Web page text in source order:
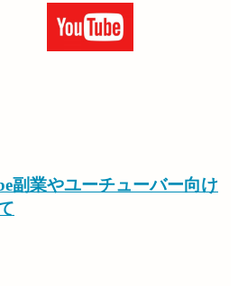
副業やユーチューバー向け